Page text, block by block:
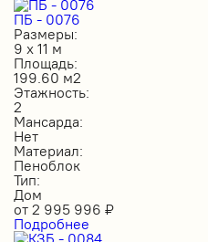
ПБ - 0076
Размеры:
9 х 11 м
Площадь:
199.60 м2
Этажность:
2
Мансарда:
Нет
Материал:
Пеноблок
Тип:
Дом
от 2 995 996 ₽
Подробнее